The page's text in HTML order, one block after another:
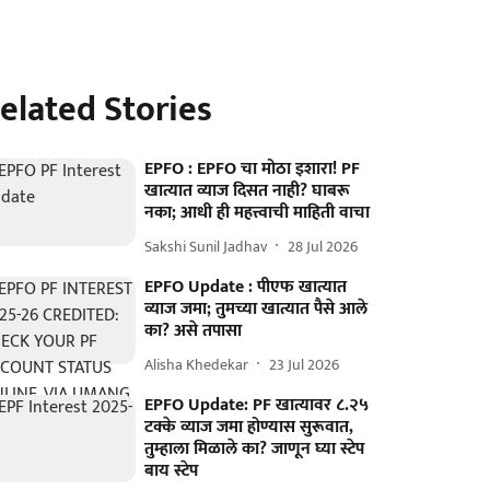
Stories
EPFO : EPFO चा मोठा इशारा! PF
खात्यात व्याज दिसत नाही? घाबरू
नका; आधी ही महत्त्वाची माहिती वाचा
Sakshi Sunil Jadhav 28 Jul 2026
EPFO Update : पीएफ खात्यात
व्याज जमा; तुमच्या खात्यात पैसे आले
का? असे तपासा
Alisha Khedekar 23 Jul 2026
EPFO Update: PF खात्यावर ८.२५
टक्के व्याज जमा होण्यास सुरूवात,
तुम्हाला मिळाले का? जाणून घ्या स्टेप
बाय स्टेप